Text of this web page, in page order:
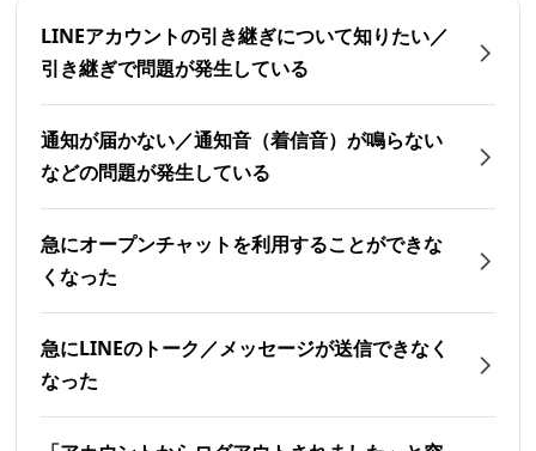
LINEアカウントの引き継ぎについて知りたい／
引き継ぎで問題が発生している
通知が届かない／通知音（着信音）が鳴らない
などの問題が発生している
急にオープンチャットを利用することができな
くなった
急にLINEのトーク／メッセージが送信できなく
なった